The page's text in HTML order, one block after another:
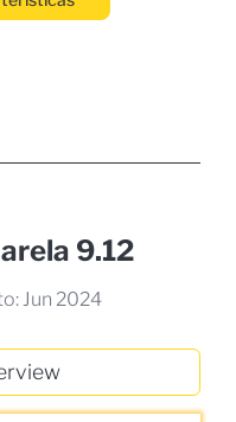
9.12
Jun 2024